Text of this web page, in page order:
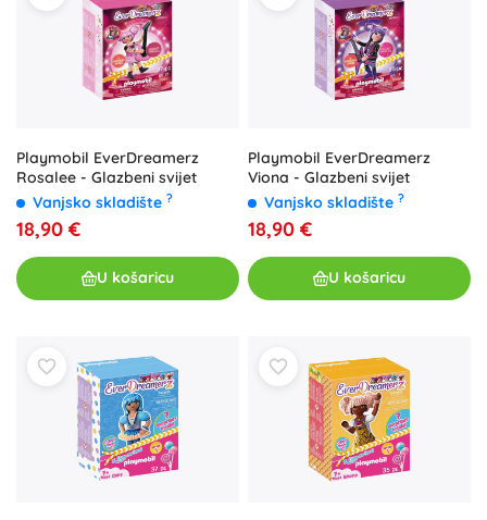
Playmobil EverDreamerz
Rosalee - Glazbeni svijet
Vanjsko skladište ?
18,90 €
U košaricu
Playmobil EverDreamerz
Viona - Glazbeni svijet
Vanjsko skladište ?
18,90 €
U košaricu